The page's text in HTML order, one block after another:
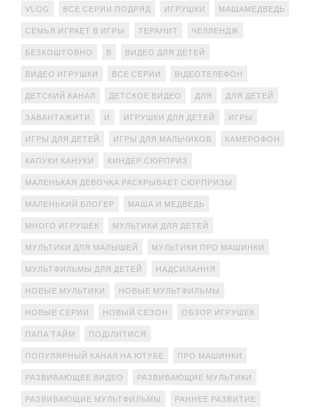
VLOG ВСЕ СЕРИИ ПОДРЯД ИГРУШКИ МАШАМЕДВЕДЬ
СЕМЬЯ ИГРАЕТ В ИГРЫ ТЕРАНИТ ЧЕЛЛЕНДЖ
БЕЗКОШТОВНО В ВИДЕО ДЛЯ ДЕТЕЙ
ВИДЕО ИГРУШКИ ВСЕ СЕРИИ ВІДЕОТЕЛЕФОН
ДЕТСКИЙ КАНАЛ ДЕТСКОЕ ВИДЕО ДЛЯ ДЛЯ ДЕТЕЙ
ЗАВАНТАЖИТИ И ИГРУШКИ ДЛЯ ДЕТЕЙ ИГРЫ
ИГРЫ ДЛЯ ДЕТЕЙ ИГРЫ ДЛЯ МАЛЬЧИКОВ КАМЕРОФОН
КАПУКИ КАНУКИ КИНДЕР СЮРПРИЗ
МАЛЕНЬКАЯ ДЕВОЧКА РАСКРЫВАЕТ СЮРПРИЗЫ
МАЛЕНЬКИЙ БЛОГЕР МАША И МЕДВЕДЬ
МНОГО ИГРУШЕК МУЛЬТИКИ ДЛЯ ДЕТЕЙ
МУЛЬТИКИ ДЛЯ МАЛЫШЕЙ МУЛЬТИКИ ПРО МАШИНКИ
МУЛЬТФИЛЬМЫ ДЛЯ ДЕТЕЙ НАДСИЛАННЯ
НОВЫЕ МУЛЬТИКИ НОВЫЕ МУЛЬТФИЛЬМЫ
НОВЫЕ СЕРИИ НОВЫЙ СЕЗОН ОБЗОР ИГРУШЕК
ПАПА ТАЙМ ПОДІЛИТИСЯ
ПОПУЛЯРНЫЙ КАНАЛ НА ЮТУБЕ ПРО МАШИНКИ
РАЗВИВАЮЩЕЕ ВИДЕО РАЗВИВАЮЩИЕ МУЛЬТИКИ
РАЗВИВАЮЩИЕ МУЛЬТФИЛЬМЫ РАННЕЕ РАЗВИТИЕ